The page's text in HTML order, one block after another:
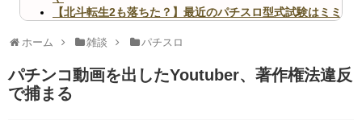
【北斗転生2も落ちた？】最近のパチスロ型式試験はミミ
無職のパチンコカス(22)なんやが、ワイの人生どれくら
AngelBeats!とかいうクソアニメの思い出ｗｗｗ
ホーム 雑談 パチスロ
パチンコ動画を出したYoutuber、著作権法違反
で捕まる